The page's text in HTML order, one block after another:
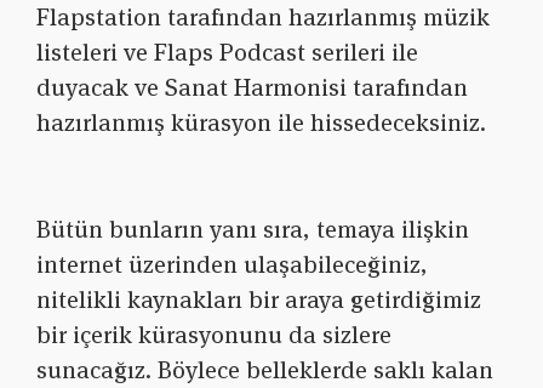
Flapstation tarafından hazırlanmış müzik
listeleri ve Flaps Podcast serileri ile
duyacak ve Sanat Harmonisi tarafından
hazırlanmış kürasyon ile hissedeceksiniz.
Bütün bunların yanı sıra, temaya ilişkin
internet üzerinden ulaşabileceğiniz,
nitelikli kaynakları bir araya getirdiğimiz
bir içerik kürasyonunu da sizlere
sunacağız. Böylece belleklerde saklı kalan